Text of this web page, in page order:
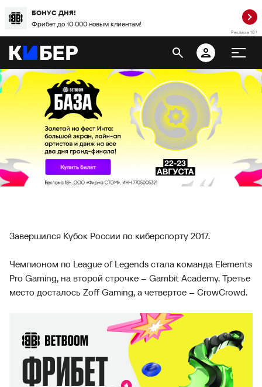
БОНУС ДНЯ!
Фрибет до 10 000 новым клиентам!
Реклама 18+
Завершился Кубок России по киберспорту 2017.
Чемпионом по League of Legends стала команда Elements
Pro Gaming, на второй строчке – Gambit Academy. Третье
место досталось Zoff Gaming, а четвертое – CrowCrowd.